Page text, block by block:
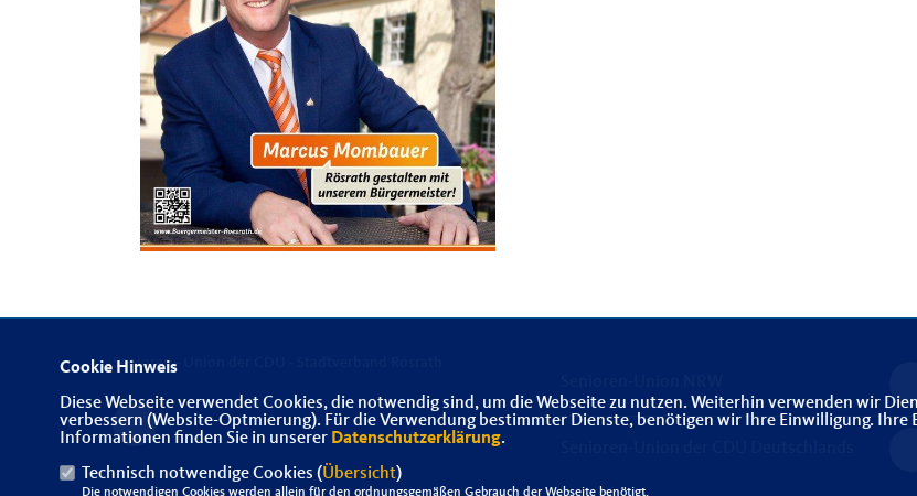
Senioren - Union der CDU - Stadtverband Rösrath
Cookie Hinweis
Diese Webseite verwendet Cookies, die notwendig sind, um die Webseite zu nutzen. Weiterhin verwenden wir
verbessern (Website-Optmierung). Für die Verwendung bestimmter Dienste, benötigen wir Ihre Einwilligung.
Informationen finden Sie in unserer Datenschutzerklärung.
Technisch notwendige Cookies (Übersicht)
Die notwendigen Cookies werden allein für den ordnungsgemäßen Gebrauch der Webseite benötigt.